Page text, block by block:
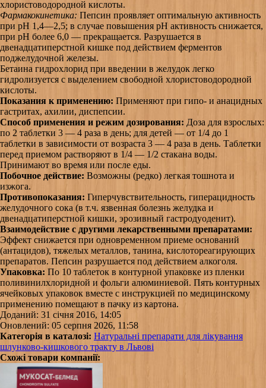
хлористоводородной кислоты.
Фармакокинетика: Пепсин проявляет оптимальную активность
при рН 1,4—2,5; в случае повышения рН активность снижается,
при рН более 6,0 — прекращается. Разрушается в
двенадцатиперстной кишке под действием ферментов
поджелудочной железы.
Бетаина гидрохлорид при введении в желудок легко
гидролизуется с выделением свободной хлористоводородной
кислоты.
Показания к применению: Применяют при гипо- и анацидных
гастритах, ахилии, диспепсии.
Способ применения и режим дозирования: Доза для взрослых:
по 2 таблетки 3 — 4 раза в день; для детей — от 1/4 до 1
таблетки в зависимости от возраста 3 — 4 раза в день. Таблетки
перед приемом растворяют в 1/4 — 1/2 стакана воды.
Принимают во время или после еды.
Побочное действие: Возможны (редко) легкая тошнота и
изжога.
Противопоказания: Гиперчувствительность, гиперацидность
желудочного сока (в т.ч. язвенная болезнь желудка и
двенадцатиперстной кишки, эрозивный гастродуоденит).
Взаимодействие с другими лекарственными препаратами:
Эффект снижается при одновременном приеме оснований
(антацидов), тяжелых металлов, танина, кислотореагирующих
препаратов. Пепсин разрушается под действием алкоголя.
Упаковка: По 10 таблеток в контурной упаковке из пленки
поливинилхлоридной и фольги алюминиевой. Пять контурных
ячейковых упаковок вместе с инструкцией по медицинскому
применению помещают в пачку из картона.
Доданий: 31 січня 2016, 14:05
Оновлений: 05 серпня 2026, 11:58
Категорія в каталозі: Натуральні препарати для лікування
шлунково-кишкового тракту в Львові
Схожі товари компанії: